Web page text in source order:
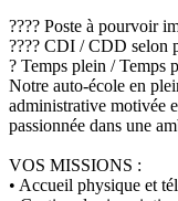
???? Poste à pourvoir
???? CDI / CDD selon
? Temps plein / Temps
Notre auto-école en
administrative motivée
passionnée dans une
VOS MISSIONS :
• Accueil physique et